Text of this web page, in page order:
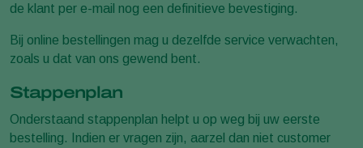
de klant per e-mail nog een definitieve bevestiging.
Bij online bestellingen mag u dezelfde service verwachten,
zoals u dat van ons gewend bent.
Stappenplan
Onderstaand stappenplan helpt u op weg bij uw eerste
bestelling. Indien er vragen zijn, aarzel dan niet customer